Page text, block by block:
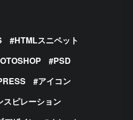
HTMLスニペット
PSD
アイコン
スピレーション